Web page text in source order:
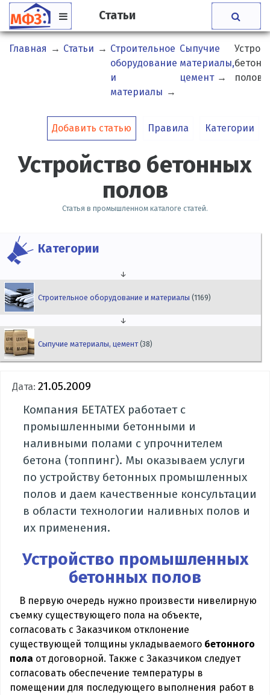
Статьи
Главная → Статьи → Строительное
оборудование
и
материалы →
Сыпучие
материалы,
цемент →
полов
Добавить статью Правила Категории
Устройство бетонных
полов
Статья в промышленном каталоге статей.
Категории
↓
Строительное оборудование и материалы(1169)
↓
Сыпучие материалы, цемент(38)
Дата: 21.05.2009
Компания БЕТАТЕХ работает с
промышленными бетонными и
наливными полами с упрочнителем
бетона (топпинг). Мы оказываем услуги
по устройству бетонных промышленных
полов и даем качественные консультации
в области технологии наливных полов и
их применения.
Устройство промышленных
бетонных полов
В первую очередь нужно произвести нивелирную
съемку существующего пола на объекте,
согласовать с Заказчиком отклонение
существующей толщины укладываемого бетонного
пола от договорной. Также с Заказчиком следует
согласовать обеспечение температуры в
помещении для последующего выполнения работ в